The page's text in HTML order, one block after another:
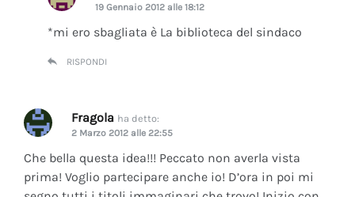
19 Gennaio 2012 alle 18:12
*mi ero sbagliata è La biblioteca del sindaco
RISPONDI
Fragola ha detto:
2 Marzo 2012 alle 22:55
Che bella questa idea!!! Peccato non averla vista
prima! Voglio partecipare anche io! D’ora in poi mi